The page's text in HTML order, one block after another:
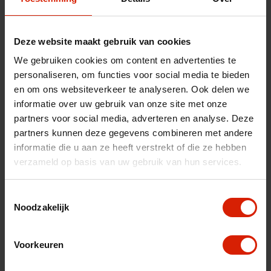
Deze website maakt gebruik van cookies
We gebruiken cookies om content en advertenties te
personaliseren, om functies voor social media te bieden
en om ons websiteverkeer te analyseren. Ook delen we
informatie over uw gebruik van onze site met onze
partners voor social media, adverteren en analyse. Deze
partners kunnen deze gegevens combineren met andere
informatie die u aan ze heeft verstrekt of die ze hebben
verzameld op basis van uw gebruik van hun services.
Noodzakelijk
Voorkeuren
fr
Câble de frein